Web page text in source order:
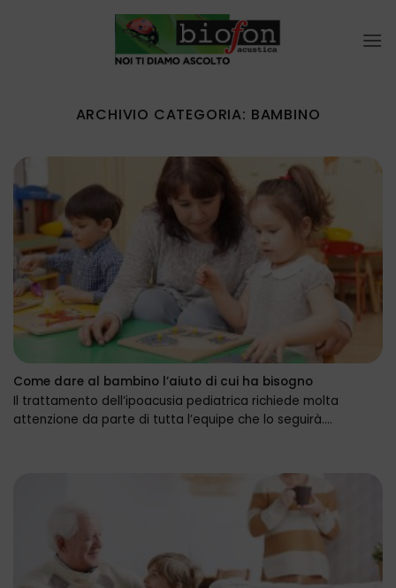
ARCHIVIO CATEGORIA: BAMBINO
Come dare al bambino l’aiuto di cui ha bisogno
Il trattamento dell’ipoacusia pediatrica richiede molta
attenzione da parte di tutta l’equipe che lo seguirà....